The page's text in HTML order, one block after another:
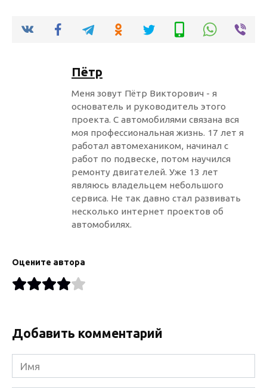
Пётр
Меня зовут Пётр Викторович - я
основатель и руководитель этого
проекта. С автомобилями связана вся
моя профессиональная жизнь. 17 лет я
работал автомехаником, начинал с
работ по подвеске, потом научился
ремонту двигателей. Уже 13 лет
являюсь владельцем небольшого
сервиса. Не так давно стал развивать
несколько интернет проектов об
автомобилях.
Оцените автора
Добавить комментарий
Имя